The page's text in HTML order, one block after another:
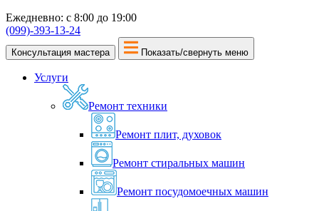
Ежедневно: с 8:00 до 19:00
(099)-393-13-24
Консультация мастера Показать/свернуть меню
Услуги
Ремонт техники
Ремонт плит, духовок
Ремонт стиральных машин
Ремонт посудомоечных машин